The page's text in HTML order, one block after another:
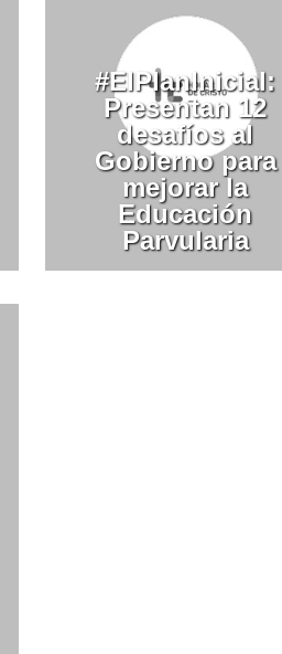
#ElPlanInicial:
Presentan 12
desafíos al
Gobierno para
mejorar la
Educación
Parvularia